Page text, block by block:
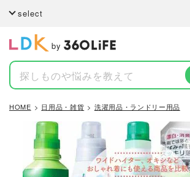
select
by
HOME 日用品・雑貨 洗濯用品・ランドリー用品